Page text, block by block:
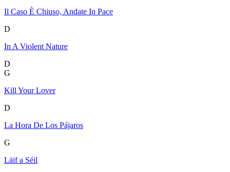
Il Caso È Chiuso, Andate In Pace
D
In A Violent Nature
D
G
Kill Your Lover
D
La Hora De Los Pájaros
G
Läif a Séil